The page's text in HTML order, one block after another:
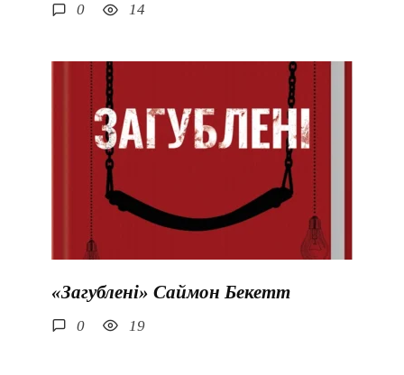
0 14
«Загублені» Саймон Бекетт
0 19